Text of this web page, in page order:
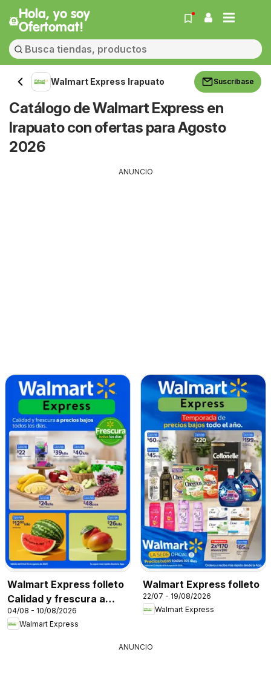
Hola, yo soy
Ofertomat!
Walmart Express Irapuato Suscríbase
Catálogo de Walmart Express en
Irapuato con ofertas para Agosto
2026
ANUNCIO
Walmart Express folleto
Calidad y frescura a
precios bajos
04/08 - 10/08/2026
Walmart Express
Walmart Express folleto
22/07 - 19/08/2026
Walmart Express
ANUNCIO